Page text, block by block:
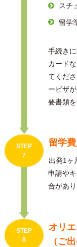
スチ
留学
手続き
カード
てくだ
ービザ
要書類を
STEP
7
留学
出発1ヶ
申請や
合があり
STEP
8
オリ
（ご